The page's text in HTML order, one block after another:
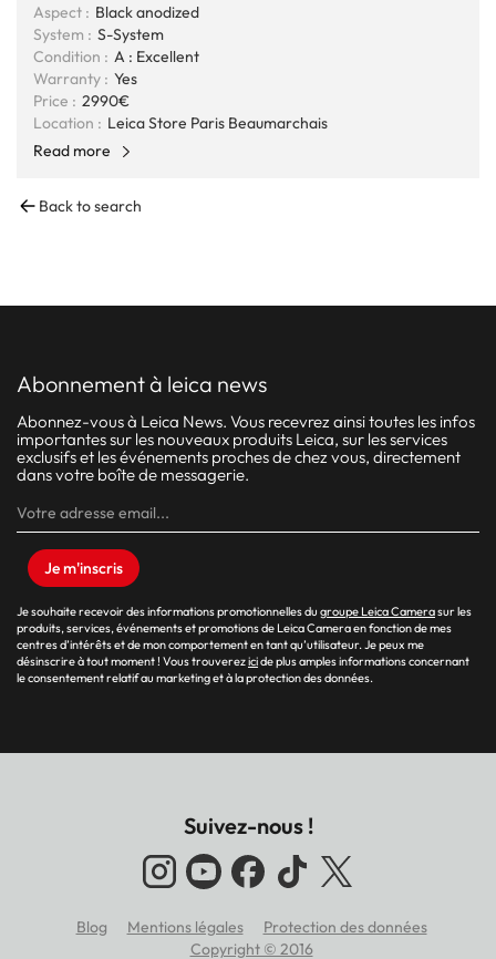
Aspect : Black anodized
System : S-System
Condition : A : Excellent
Warranty : Yes
Price : 2990€
Location : Leica Store Paris Beaumarchais
Read more
Back to search
abonnement à leica news
Abonnez-vous à Leica News. Vous recevrez ainsi toutes les infos
importantes sur les nouveaux produits Leica, sur les services
exclusifs et les événements proches de chez vous, directement
dans votre boîte de messagerie.
Je m'inscris
Je souhaite recevoir des informations promotionnelles du groupe Leica Camerasur les
produits, services, événements et promotions de Leica Camera en fonction de mes
centres d’intérêts et de mon comportement en tant qu’utilisateur. Je peux me
désinscrire à tout moment ! Vous trouverezicide plus amples informations concernant
le consentement relatif au marketing et à la protection des données.
Suivez-nous !
Blog Mentions légales
Protection des données
Copyright © 2016